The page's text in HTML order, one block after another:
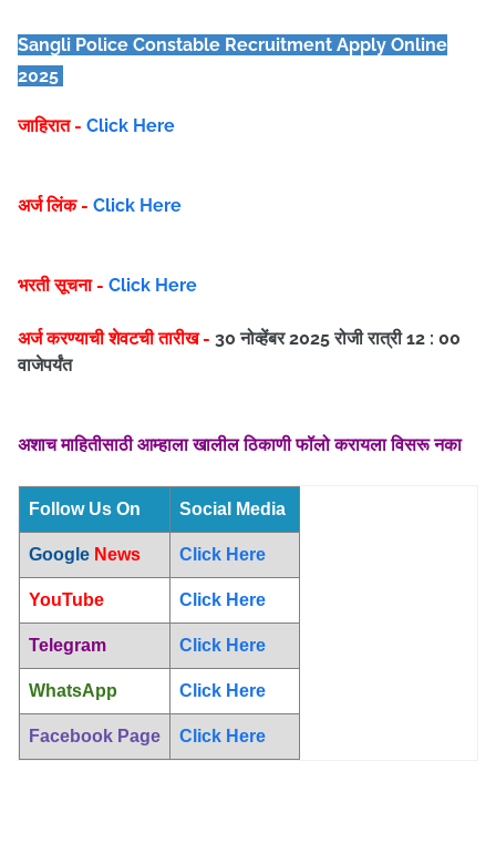
Sangli Police Constable Recruitment Apply Online
2025
जाहिरात - Click Here
अर्ज लिंक - Click Here
भरती सूचना - Click Here
अर्ज करण्याची शेवटची तारीख - 30 नोव्हेंबर 2025 रोजी रात्री 12 : 00
वाजेपर्यंत
अशाच माहितीसाठी आम्हाला खालील ठिकाणी फॉलो करायला विसरू नका
Follow Us On Social Media
Google News Click Here
YouTube Click Here
Telegram Click Here
WhatsApp Click Here
Facebook Page Click Here